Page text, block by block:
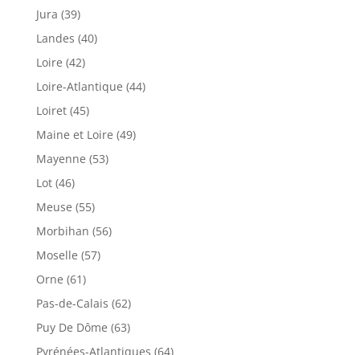
Jura (39)
Landes (40)
Loire (42)
Loire-Atlantique (44)
Loiret (45)
Maine et Loire (49)
Mayenne (53)
Lot (46)
Meuse (55)
Morbihan (56)
Moselle (57)
Orne (61)
Pas-de-Calais (62)
Puy De Dôme (63)
Pyrénées-Atlantiques (64)